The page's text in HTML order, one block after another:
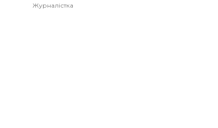
Журналістка